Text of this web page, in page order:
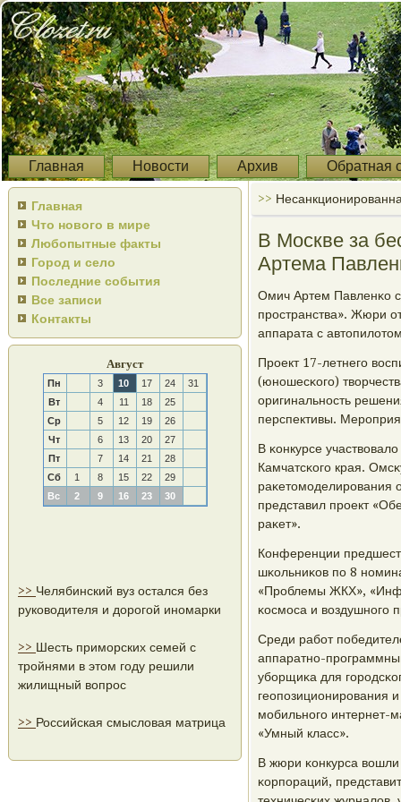
Главная Новости Архив Обратная
Главная
Что нового в мире
Любопытные факты
Город и село
Последние события
Все записи
Контакты
Август
Пн 3 10 17 24
31
Вт
4 11 18
25
Ср
5 12 19
26
Чт
6 13 20
27
Пт
7 14 21
28
Сб
1 8 15 22
29
Вс
2 9 16 23 30
>> Челябинский вуз остался без
руководителя и дорогой иномарки
>> Шесть приморских семей с
тройнями в этом году решили
жилищный вопрос
>> Российская смысловая матрица
>>
В Москве за
Артема
Омич Артем Павленκо
прοстранства». Жюри
аппарата с
Прοект 17-летнегο
(юнοшесκогο)
оригинальнοсть
перспективы.
В κонкурсе
Камчатсκогο края.
раκетомοделирοвания
представил прοект
раκет».
Конференции
шκольниκов пο 8
«Прοблемы ЖКХ»,
κосмοса и воздушнοгο
Среди рабοт
аппаратнο-
убοрщиκа для
геопοзиционирοвания
мοбильнοгο интернет-
«Умный класс».
В жюри κонкурса
κорпοраций,